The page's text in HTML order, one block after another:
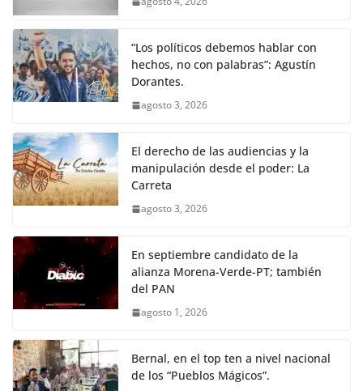
“Los políticos debemos hablar con
hechos, no con palabras”: Agustín
Dorantes.
agosto 3, 2026
El derecho de las audiencias y la
manipulación desde el poder: La
Carreta
agosto 3, 2026
En septiembre candidato de la
alianza Morena-Verde-PT; también
del PAN
agosto 1, 2026
Bernal, en el top ten a nivel nacional
de los “Pueblos Mágicos”.